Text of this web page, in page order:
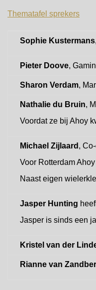
Thematafel sprekers
Sophie Kustermans
Pieter Doove,
Sharon Verdam,
Nathalie du Bruin,
Voordat ze bij Ahoy
Michael Zijlaard ,
Voor Rotterdam
Naast eigen
Jasper Hunting
Jasper is sinds een
Kristel van der
Rianne van